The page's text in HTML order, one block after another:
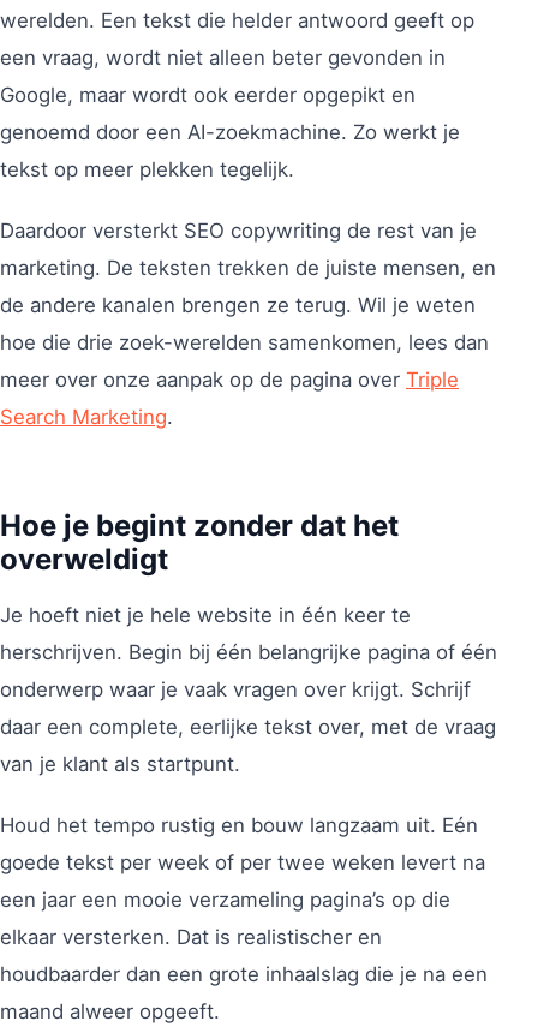
werelden. Een tekst die helder antwoord geeft op
een vraag, wordt niet alleen beter gevonden in
Google, maar wordt ook eerder opgepikt en
genoemd door een AI-zoekmachine. Zo werkt je
tekst op meer plekken tegelijk.
Daardoor versterkt SEO copywriting de rest van je
marketing. De teksten trekken de juiste mensen, en
de andere kanalen brengen ze terug. Wil je weten
hoe die drie zoek-werelden samenkomen, lees dan
meer over onze aanpak op de pagina over Triple
Search Marketing.
Hoe je begint zonder dat het
overweldigt
Je hoeft niet je hele website in één keer te
herschrijven. Begin bij één belangrijke pagina of één
onderwerp waar je vaak vragen over krijgt. Schrijf
daar een complete, eerlijke tekst over, met de vraag
van je klant als startpunt.
Houd het tempo rustig en bouw langzaam uit. Eén
goede tekst per week of per twee weken levert na
een jaar een mooie verzameling pagina’s op die
elkaar versterken. Dat is realistischer en
houdbaarder dan een grote inhaalslag die je na een
maand alweer opgeeft.